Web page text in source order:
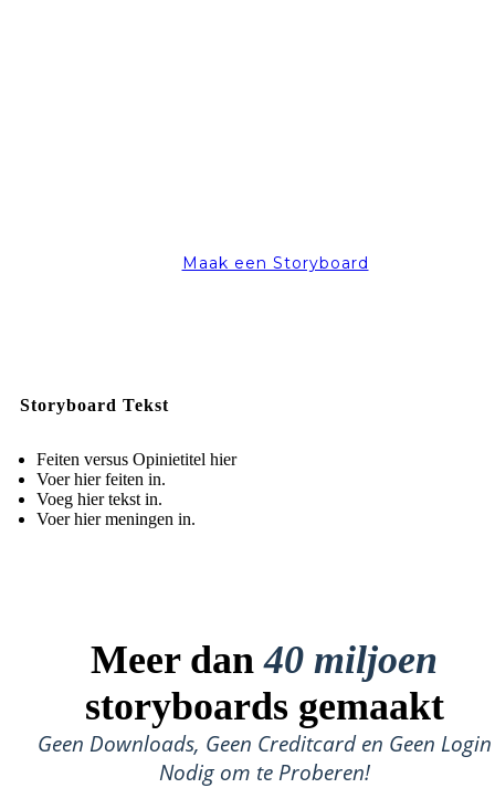
Maak een Storyboard
Storyboard Tekst
Feiten versus Opinietitel hier
Voer hier feiten in.
Voeg hier tekst in.
Voer hier meningen in.
Meer dan40 miljoen
storyboards gemaakt
Geen Downloads, Geen Creditcard en Geen Login
Nodig om te Proberen!